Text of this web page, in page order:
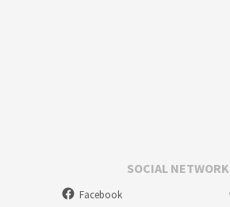
SOCIAL NETWORK
Facebook